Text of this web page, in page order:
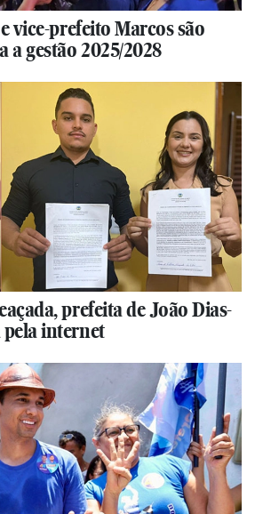
vice-prefeito Marcos são
a gestão 2025/2028
prefeita de João Dias-
pela internet